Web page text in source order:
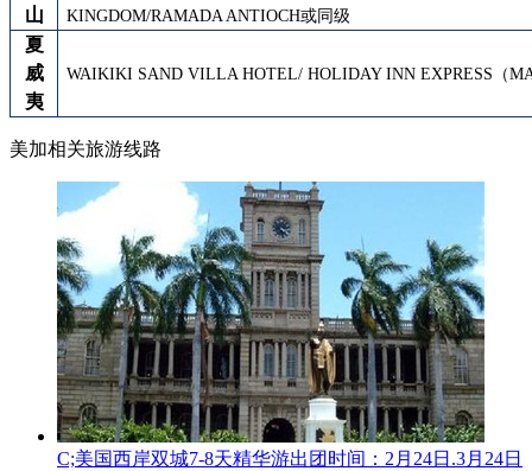
山
KINGDOM/RAMADA ANTIOCH或同级
夏
威
夷
WAIKIKI SAND VILLA HOTEL/HOLIDAY INN EXPRESS（
美加相关旅游线路
C;美国西岸双城7-8天精华游出团时间：2月24日.3月24日